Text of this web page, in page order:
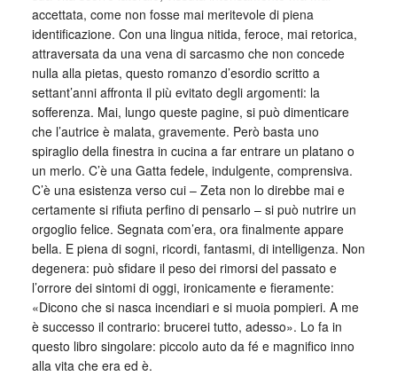
accettata, come non fosse mai meritevole di piena
identificazione. Con una lingua nitida, feroce, mai retorica,
attraversata da una vena di sarcasmo che non concede
nulla alla pietas, questo romanzo d’esordio scritto a
settant’anni affronta il più evitato degli argomenti: la
sofferenza. Mai, lungo queste pagine, si può dimenticare
che l’autrice è malata, gravemente. Però basta uno
spiraglio della finestra in cucina a far entrare un platano o
un merlo. C’è una Gatta fedele, indulgente, comprensiva.
C’è una esistenza verso cui – Zeta non lo direbbe mai e
certamente si rifiuta perfino di pensarlo – si può nutrire un
orgoglio felice. Segnata com’era, ora finalmente appare
bella. E piena di sogni, ricordi, fantasmi, di intelligenza. Non
degenera: può sfidare il peso dei rimorsi del passato e
l’orrore dei sintomi di oggi, ironicamente e fieramente:
«Dicono che si nasca incendiari e si muoia pompieri. A me
è successo il contrario: brucerei tutto, adesso». Lo fa in
questo libro singolare: piccolo auto da fé e magnifico inno
alla vita che era ed è.